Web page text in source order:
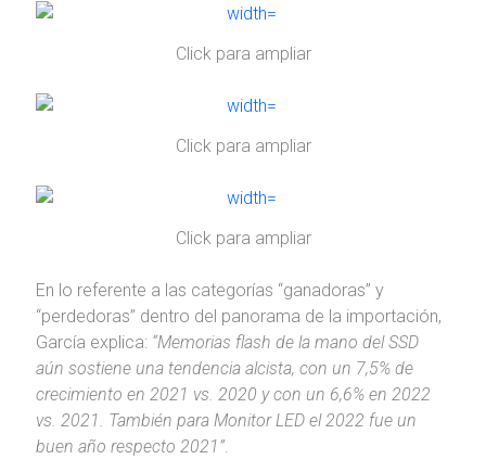
Click para ampliar
Click para ampliar
Click para ampliar
En lo referente a las categorías “ganadoras” y
“perdedoras” dentro del panorama de la importación,
García explica: “Memorias flash de la mano del SSD
aún sostiene una tendencia alcista, con un 7,5% de
crecimiento en 2021 vs. 2020 y con un 6,6% en 2022
vs. 2021. También para Monitor LED el 2022 fue un
buen año respecto 2021”.